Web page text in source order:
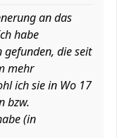
an das
habe
gefunden, die seit
mehr
ich sie in Wo 17
bzw.
(in